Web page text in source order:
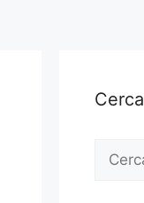
Cerca
Ricerca